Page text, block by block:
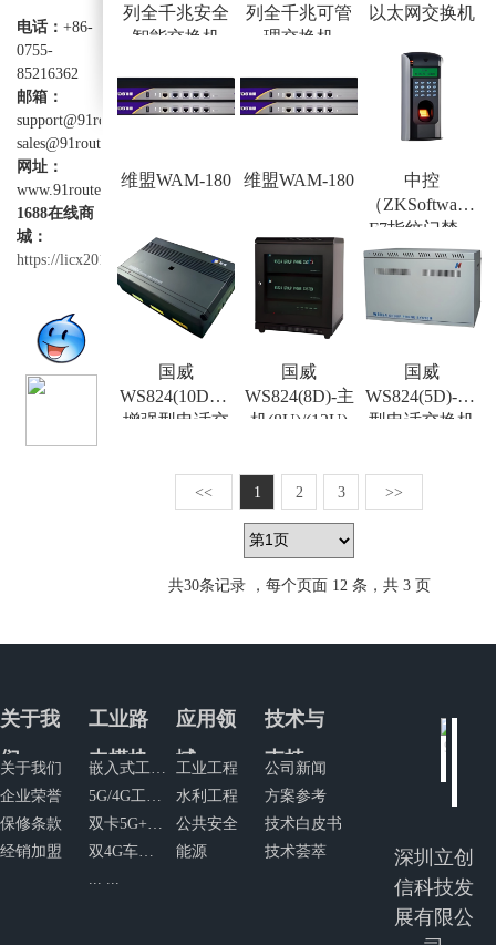
电话：+86-
0755-
85216362
邮箱：
support@91router.com
sales@91router.com
网址：
www.91router.com
1688在线商
城：
https://licx2012.1688.com
列全千兆安全
智能交换机
列全千兆可管
理交换机
以太网交换机
维盟WAM-180 维盟WAM-180
中控
（ZKSoftware）
F7指纹门禁一
体机
国威
WS824(10D)型
增强型电话交
国威
WS824(8D)-主
机(8U)/(12U)
国威
WS824(5D)-1/2/3
型电话交换机
<< 1 2 3 >>
共30条记录 ，每个页面 12 条，共 3 页
关于我
们
关于我们
企业荣誉
保修条款
经销加盟
工业路
由模块
嵌入式工业路由模块
5G/4G工业网关
双卡5G+4G工业网关
双4G车规级路由器
应用领
域
工业工程
水利工程
公共安全
能源
技术与
支持
公司新闻
方案参考
技术白皮书
技术荟萃
深圳立创
信科技发
展有限公